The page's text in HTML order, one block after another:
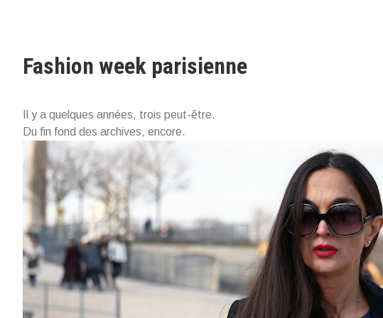
Fashion week parisienne
Il y a quelques années, trois peut-être.
Du fin fond des archives, encore.